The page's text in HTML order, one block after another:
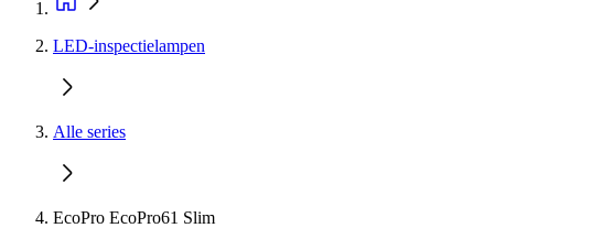
LED-inspectielampen
Alle series
EcoPro EcoPro61 Slim